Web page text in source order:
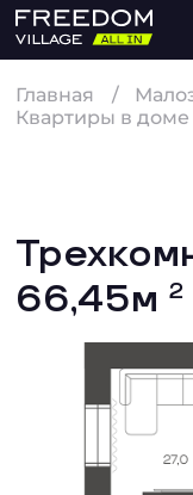
Главная
Квартиры в доме
66,45м 2